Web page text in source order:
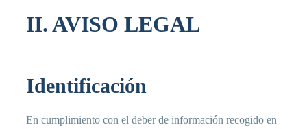
II. AVISO LEGAL
Identificación
En cumplimiento con el deber de información recogido en